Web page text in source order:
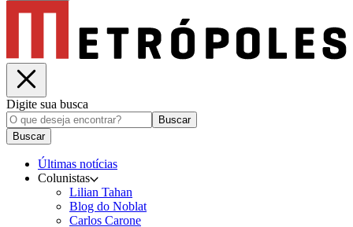
Digite sua busca
Buscar
Buscar
Últimas notícias
Colunistas
Lilian Tahan
Blog do Noblat
Carlos Carone